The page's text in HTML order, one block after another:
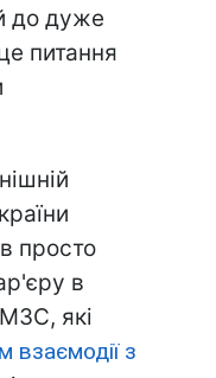
до дуже
питання
просто
в
які
взаємодії з